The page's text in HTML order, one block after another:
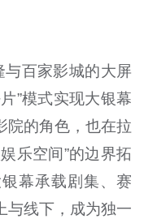
百家影城的大屏
”模式实现大银幕
院的角色，也在拉
乐空间”的边界拓
幕承载剧集、赛
与线下，成为独一